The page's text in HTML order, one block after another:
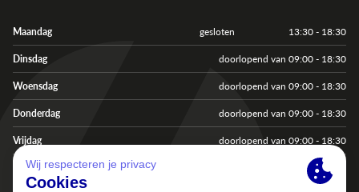
Maandag gesloten
13:30 - 18:30
Dinsdag
doorlopend van 09:00 - 18:30
Woensdag
doorlopend van 09:00 - 18:30
Donderdag
doorlopend van 09:00 - 18:30
Vrijdag
doorlopend van 09:00 - 18:30
Zaterdag
doorlopend van 09:00 - 18:00